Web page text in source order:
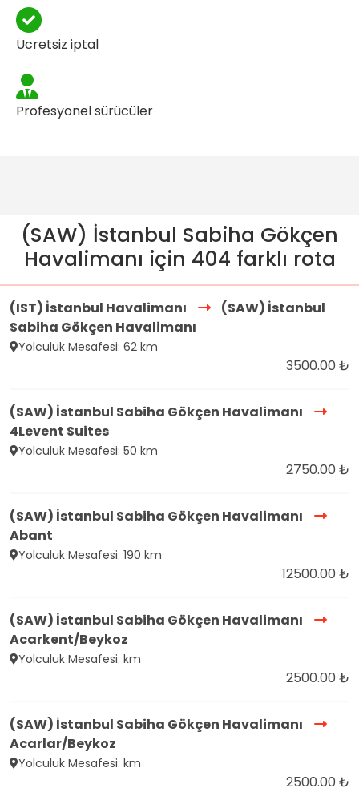
Ücretsiz iptal
Profesyonel sürücüler
(SAW) İstanbul Sabiha Gökçen
Havalimanı için 404 farklı rota
(IST) İstanbul Havalimanı
(SAW) İstanbul
Sabiha Gökçen Havalimanı
Yolculuk Mesafesi: 62 km
3500.00 ₺
(SAW) İstanbul Sabiha Gökçen Havalimanı
4Levent Suites
Yolculuk Mesafesi: 50 km
2750.00 ₺
(SAW) İstanbul Sabiha Gökçen Havalimanı
Abant
Yolculuk Mesafesi: 190 km
12500.00 ₺
(SAW) İstanbul Sabiha Gökçen Havalimanı
Acarkent/Beykoz
Yolculuk Mesafesi: km
2500.00 ₺
(SAW) İstanbul Sabiha Gökçen Havalimanı
Acarlar/Beykoz
Yolculuk Mesafesi: km
2500.00 ₺